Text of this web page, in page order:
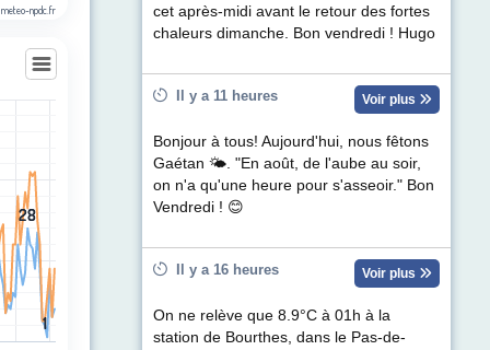
meteo-npdc.fr
(km/h). Data ranges from 1 to 46.
28
28
11
cet après-midi avant le retour des fortes
chaleurs dimanche. Bon vendredi ! Hugo
Il y a 11 heures Voir plus
Bonjour à tous! Aujourd'hui, nous fêtons
Gaétan 🌤. "En août, de l'aube au soir,
on n'a qu'une heure pour s'asseoir." Bon
Vendredi ! 😊
Il y a 16 heures Voir plus
On ne relève que 8.9°C à 01h à la
station de Bourthes, dans le Pas-de-